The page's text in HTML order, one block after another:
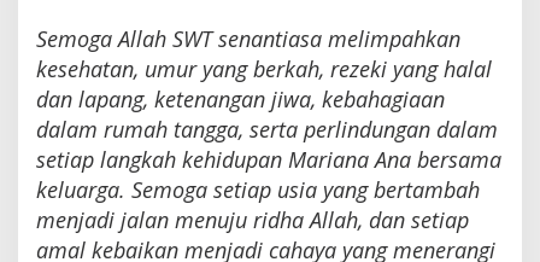
Semoga Allah SWT senantiasa melimpahkan
kesehatan, umur yang berkah, rezeki yang halal
dan lapang, ketenangan jiwa, kebahagiaan
dalam rumah tangga, serta perlindungan dalam
setiap langkah kehidupan Mariana Ana bersama
keluarga. Semoga setiap usia yang bertambah
menjadi jalan menuju ridha Allah, dan setiap
amal kebaikan menjadi cahaya yang menerangi